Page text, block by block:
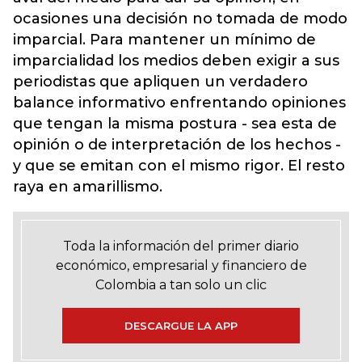
ocasiones una decisión no tomada de modo
imparcial. Para mantener un mínimo de
imparcialidad los medios deben exigir a sus
periodistas que apliquen un verdadero
balance informativo enfrentando opiniones
que tengan la misma postura - sea esta de
opinión o de interpretación de los hechos -
y que se emitan con el mismo rigor. El resto
raya en amarillismo.
Toda la información del primer diario
económico, empresarial y financiero de
Colombia a tan solo un clic
DESCARGUE LA APP